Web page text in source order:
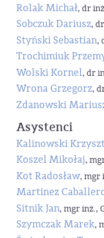
Rolak Michał, dr
Sobczuk Dariusz,
Styński Sebastian,
Trochimiuk
Wolski Kornel, dr
Wrona Grzegorz,
Zdanowski
Asystenci
Kalinowski
Koszel Mikołaj,
Kot Radosław, mgr
Martinez
Sitnik Jan, mgr inż.,
Szymczak Marek,